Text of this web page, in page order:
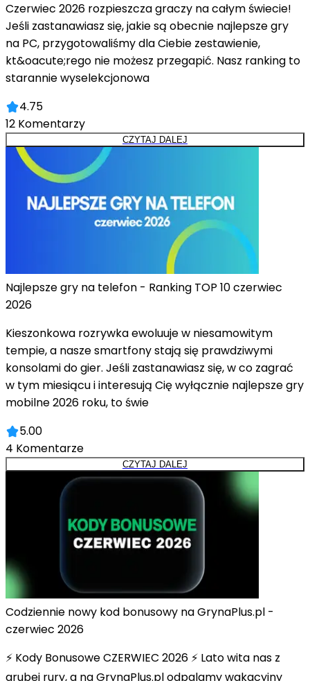
Czerwiec 2026 rozpieszcza graczy na całym świecie!
Jeśli zastanawiasz się, jakie są obecnie najlepsze gry
na PC, przygotowaliśmy dla Ciebie zestawienie,
kt&oacute;rego nie możesz przegapić. Nasz ranking to
starannie wyselekcjonowa
4.75
12 Komentarzy
CZYTAJ DALEJ
Najlepsze gry na telefon - Ranking TOP 10 czerwiec
2026
Kieszonkowa rozrywka ewoluuje w niesamowitym
tempie, a nasze smartfony stają się prawdziwymi
konsolami do gier. Jeśli zastanawiasz się, w co zagrać
w tym miesiącu i interesują Cię wyłącznie najlepsze gry
mobilne 2026 roku, to świe
5.00
4 Komentarze
CZYTAJ DALEJ
Codziennie nowy kod bonusowy na GrynaPlus.pl -
czerwiec 2026
⚡ Kody Bonusowe CZERWIEC 2026 ⚡ Lato wita nas z
grubej rury, a na GrynaPlus.pl odpalamy wakacyjny